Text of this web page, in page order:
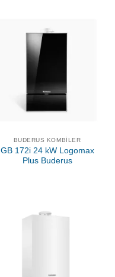
BUDERUS KOMBILER
GB 172i 24 kW Logomax
Plus Buderus